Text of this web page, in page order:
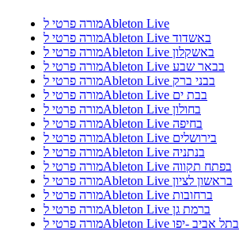
מורה פרטי לAbleton Live
מורה פרטי לAbleton Live באשדוד
מורה פרטי לAbleton Live באשקלון
מורה פרטי לAbleton Live בבאר שבע
מורה פרטי לAbleton Live בבני ברק
מורה פרטי לAbleton Live בבת ים
מורה פרטי לAbleton Live בחולון
מורה פרטי לAbleton Live בחיפה
מורה פרטי לAbleton Live בירושלים
מורה פרטי לAbleton Live בנתניה
מורה פרטי לAbleton Live בפתח תקווה
מורה פרטי לAbleton Live בראשון לציון
מורה פרטי לAbleton Live ברחובות
מורה פרטי לAbleton Live ברמת גן
מורה פרטי לAbleton Live בתל אביב -יפו